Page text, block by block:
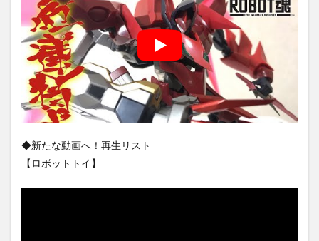
◆新たな動画へ！再生リスト
【ロボットトイ】